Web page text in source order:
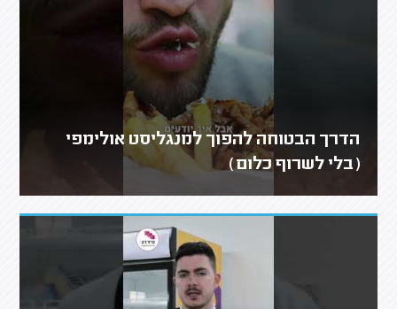
הדרך הבטוחה להפוך למנגליסט אולימפי
(בלי לשרוף כלום)